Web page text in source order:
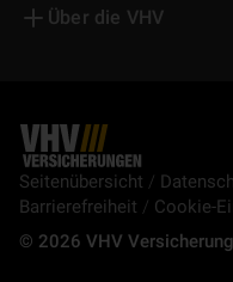
Über die VHV
Seitenübersicht
Barrierefreiheit
Cookie-
© 2026 VHV